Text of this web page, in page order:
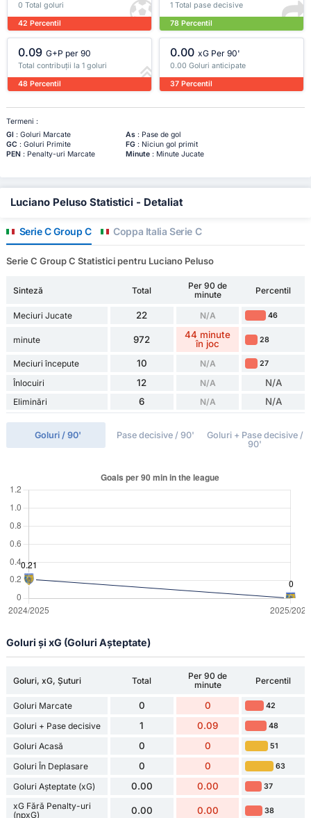
0 Total goluri
42 Percentil
1 Total pase decisive
78 Percentil
0.09 G+P per 90
Total contribuții la 1 goluri
48 Percentil
0.00 xG Per 90'
0.00 Goluri anticipate
37 Percentil
Termeni :
Gl : Goluri Marcate As: Pase de gol
GC : Goluri Primite FG: Niciun gol primit
PEN: Penalty-uri Marcate Minute: Minute Jucate
Luciano Peluso Statistici - Detaliat
Serie C Group C Coppa Italia Serie C
Serie C Group C Statistici pentru Luciano Peluso
Sinteză Total
Per 90 de
minute
Percentil
Meciuri Jucate 22 N/A 46
minute 972
44 minute
în joc
28
Meciuri începute 10 N/A 27
Înlocuiri 12 N/A N/A
Eliminări 6 N/A N/A
Goluri / 90' Pase decisive / 90'
Goluri + Pase decisive /
90'
Goluri și xG (Goluri Așteptate)
Goluri, xG, Șuturi Total
Per 90 de
minute
Percentil
Goluri Marcate 0 0 42
Goluri + Pase decisive 1 0.09 48
Goluri Acasă 0 0 51
Goluri În Deplasare 0 0 63
Goluri Așteptate (xG) 0.00 0.00 37
xG Fără Penalty-uri
(npxG)
0.00 0.00 38